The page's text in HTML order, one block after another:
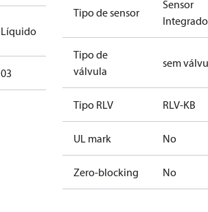
Líquido
03
Tipo de sensor
Sensor
Integrado
Tipo de
válvula
sem
Tipo RLV RLV-KB
UL mark No
Zero-blocking No